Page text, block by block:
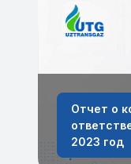
Отчет о
2023 год